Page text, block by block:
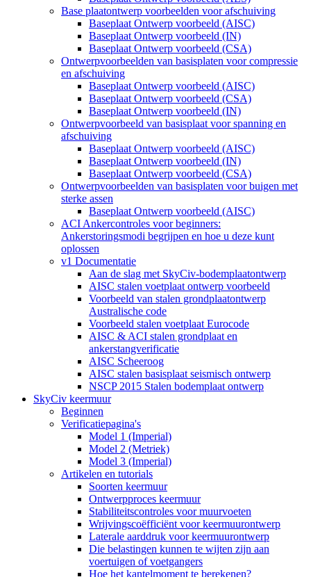
Base plaatontwerp voorbeelden voor afschuiving
Baseplaat Ontwerp voorbeeld (AISC)
Baseplaat Ontwerp voorbeeld (IN)
Baseplaat Ontwerp voorbeeld (CSA)
Ontwerpvoorbeelden van basisplaten voor compressie
en afschuiving
Baseplaat Ontwerp voorbeeld (AISC)
Baseplaat Ontwerp voorbeeld (CSA)
Baseplaat Ontwerp voorbeeld (IN)
Ontwerpvoorbeeld van basisplaat voor spanning en
afschuiving
Baseplaat Ontwerp voorbeeld (AISC)
Baseplaat Ontwerp voorbeeld (IN)
Baseplaat Ontwerp voorbeeld (CSA)
Ontwerpvoorbeelden van basisplaten voor buigen met
sterke assen
Baseplaat Ontwerp voorbeeld (AISC)
ACI Ankercontroles voor beginners:
Ankerstoringsmodi begrijpen en hoe u deze kunt
oplossen
v1 Documentatie
Aan de slag met SkyCiv-bodemplaatontwerp
AISC stalen voetplaat ontwerp voorbeeld
Voorbeeld van stalen grondplaatontwerp
Australische code
Voorbeeld stalen voetplaat Eurocode
AISC & ACI stalen grondplaat en
ankerstangverificatie
AISC Scheeroog
AISC stalen basisplaat seismisch ontwerp
NSCP 2015 Stalen bodemplaat ontwerp
SkyCiv keermuur
Beginnen
Verificatiepagina's
Model 1 (Imperial)
Model 2 (Metriek)
Model 3 (Imperial)
Artikelen en tutorials
Soorten keermuur
Ontwerpproces keermuur
Stabiliteitscontroles voor muurvoeten
Wrijvingscoëfficiënt voor keermuurontwerp
Laterale aarddruk voor keermuurontwerp
Die belastingen kunnen te wijten zijn aan
voertuigen of voetgangers
Hoe het kantelmoment te berekenen?